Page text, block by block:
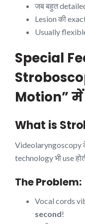
जब बहुत
Lesion की
Usually
Special
Motion”
What is
Videolaryngoscopy
technology भी use
The Problem:
Vocal cords
second!